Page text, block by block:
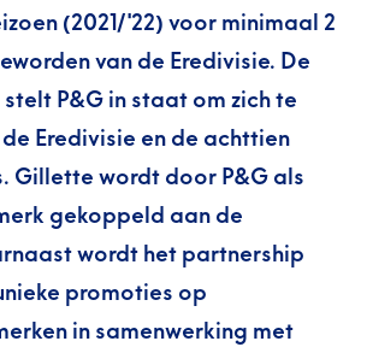
(2021/'22) voor minimaal 2
van de Eredivisie. De
P&G in staat om zich te
Eredivisie en de achttien
Gillette wordt door P&G als
gekoppeld aan de
wordt het partnership
promoties op
in samenwerking met